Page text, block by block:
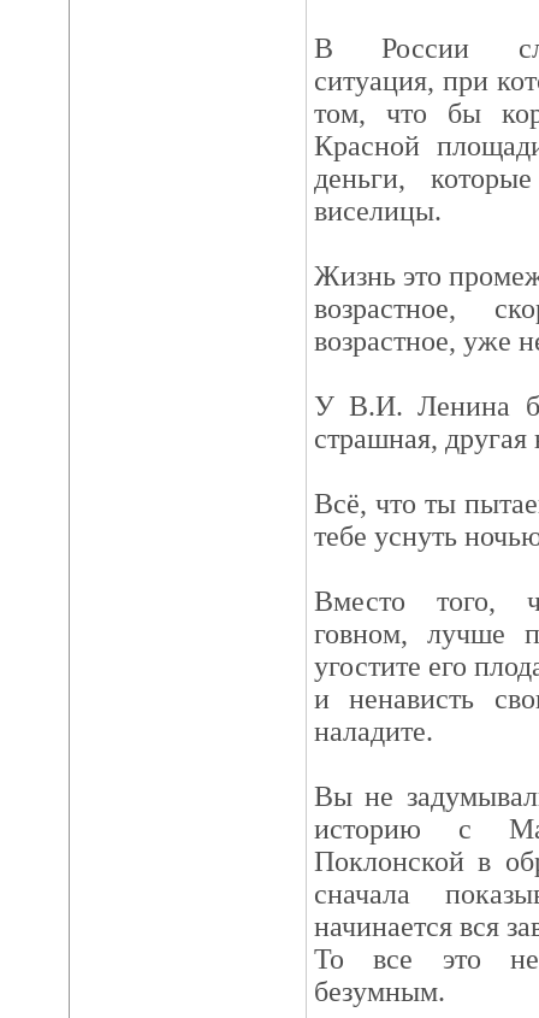
В России
ситуация, при
том, что бы
Красной
деньги,
виселицы.
Жизнь это
возрастное,
возрастное, уже
У В.И. Ленина
страшная,
Всё, что ты
тебе уснуть
Вместо того,
говном, лучше
угостите его
и ненависть
наладите.
Вы не
историю с
Поклонской в
сначала
начинается вся
То все это
безумным.